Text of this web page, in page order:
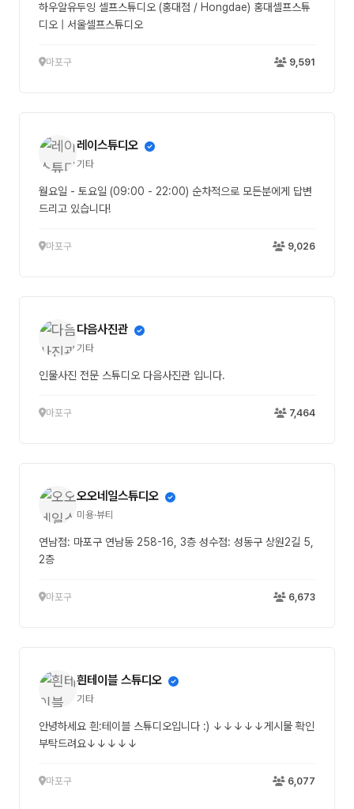
하우알유두잉 셀프스튜디오 (홍대점 / Hongdae) 홍대셀프스튜
디오 | 서울셀프스튜디오
마포구 9,591
레이스튜디오
기타
월요일 - 토요일 (09:00 - 22:00) 순차적으로 모든분에게 답변
드리고 있습니다!
마포구 9,026
다음사진관
기타
인물사진 전문 스튜디오 다음사진관 입니다.
마포구 7,464
오오네일스튜디오
미용·뷰티
연남점: 마포구 연남동 258-16, 3층 성수점: 성동구 상원2길 5,
2층
마포구 6,673
흰테이블 스튜디오
기타
안녕하세요 흰:테이블 스튜디오입니다 :) ↓↓↓↓↓게시물 확인
부탁드려요↓↓↓↓↓
마포구 6,077